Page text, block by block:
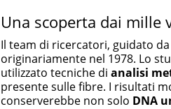
Una scoperta dai mille
Il team di ricercatori, guidato da
originariamente nel 1978. Lo
utilizzato tecniche di analisi
presente sulle fibre. I risultati
conserverebbe non solo DNA